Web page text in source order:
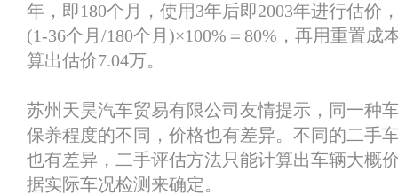
年，即180个月，使用3年后即2003年进行估价
(1-36个月/180个月)×100%＝80%，再用重置成
算出估价7.04万。
苏州天昊汽车贸易有限公司友情提示，同一种
保养程度的不同，价格也有差异。不同的二手
也有差异，二手评估方法只能计算出车辆大概
据实际车况检测来确定。